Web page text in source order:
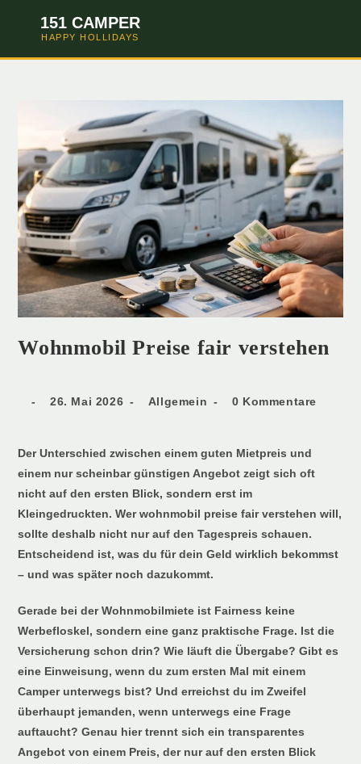
151 CAMPER
HAPPY HOLLIDAYS
Wohnmobil Preise fair verstehen
26. Mai 2026 Allgemein 0 Kommentare
Der Unterschied zwischen einem guten Mietpreis und
einem nur scheinbar günstigen Angebot zeigt sich oft
nicht auf den ersten Blick, sondern erst im
Kleingedruckten. Wer wohnmobil preise fair verstehen will,
sollte deshalb nicht nur auf den Tagespreis schauen.
Entscheidend ist, was du für dein Geld wirklich bekommst
– und was später noch dazukommt.
Gerade bei der Wohnmobilmiete ist Fairness keine
Werbefloskel, sondern eine ganz praktische Frage. Ist die
Versicherung schon drin? Wie läuft die Übergabe? Gibt es
eine Einweisung, wenn du zum ersten Mal mit einem
Camper unterwegs bist? Und erreichst du im Zweifel
überhaupt jemanden, wenn unterwegs eine Frage
auftaucht? Genau hier trennt sich ein transparentes
Angebot von einem Preis, der nur auf den ersten Blick